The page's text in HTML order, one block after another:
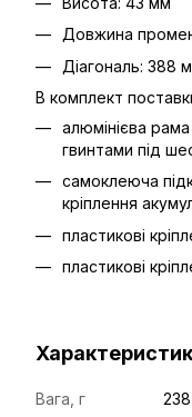
Довжина
Діагональ: 388
В комплект
алюмінієва
гвинтами під
самоклеюча
кріплення
пластикові
пластикові
Вага, г
238